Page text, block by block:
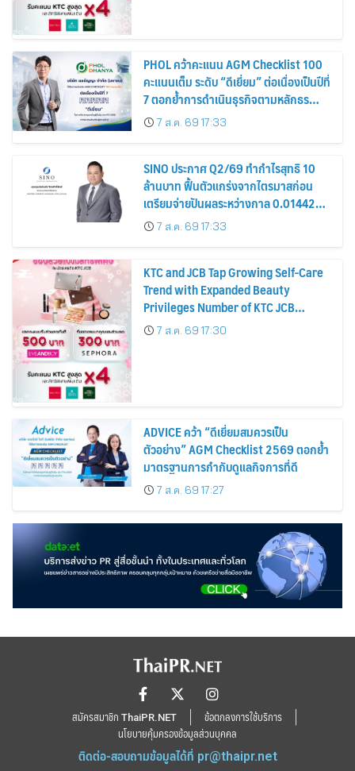
PHOL คว้าคะแนน AGM Checklist 100
คะแนนเต็ม ระดับ “ดีเยี่ยม” ต่อเนื่องเป็นปีที่
7 ตอกย้ำการดำเนินธุรกิจตามหลักธร
รมาภิบาล โปร่งใส สร้างความเชื่อมั่นผู้ถือ
หุ้น
7 ส.ค. 69 17:33
SINO ประกาศ Q2/69 ทำกำไรสุทธิ 10
ล้านบาท ฟื้นตัวแกร่งจากไตรมาสก่อน
เตรียมจ่ายปันผลระหว่างกาล 0.014423
บาทต่อหุ้น ครึ่งปีหลังมุ่งเติบโตต่อเนื่อง
7 ส.ค. 69 17:33
KTC and JCB Tap Growing Self-Care
Trend with Expanded Beauty
Privileges Number of KTC JCB
Cardmembers Spending on
Cosmetics Rises 26%
7 ส.ค. 69 17:30
ADVICE คว้า “ดีเยี่ยมสมควรเป็น
ตัวอย่าง” AGM Checklist 2569 ตอกย้ำ
มาตรฐานการกำกับดูแลกิจการที่ดี
7 ส.ค. 69 17:27
สมัครสมาชิก ThaiPR.NET
ข้อตกลงการใช้บริการ
นโยบายคุ้มครองข้อมูลส่วนบุคคล
ติดต่อ-สอบถามข้อมูลได้ที่ pr@thaipr.net